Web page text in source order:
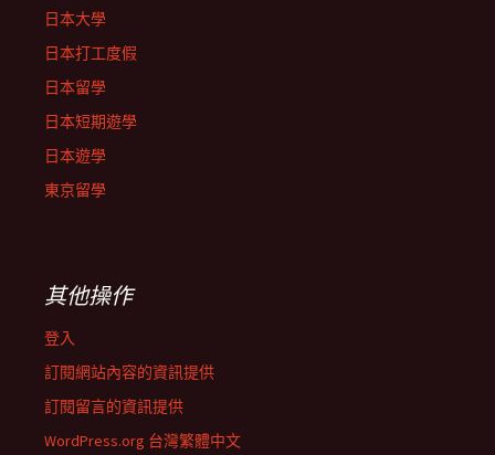
日本大學
日本打工度假
日本留學
日本短期遊學
日本遊學
東京留學
其他操作
登入
訂閱網站內容的資訊提供
訂閱留言的資訊提供
WordPress.org 台灣繁體中文